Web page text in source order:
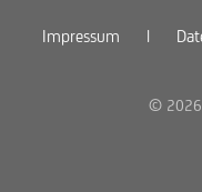
Impressum |
© 2026